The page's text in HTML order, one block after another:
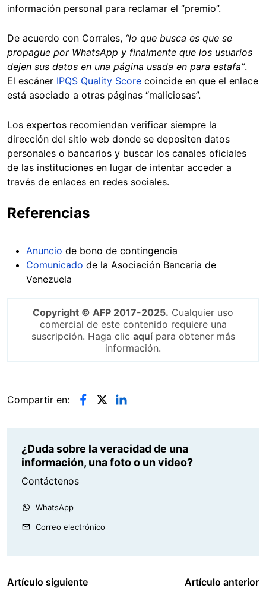
información personal para reclamar el “premio”.
De acuerdo con Corrales, “lo que busca es que se
propague por WhatsApp y finalmente que los usuarios
dejen sus datos en una página usada en para estafa”.
El escáner IPQS Quality Score coincide en que el enlace
está asociado a otras páginas “maliciosas”.
Los expertos recomiendan verificar siempre la
dirección del sitio web donde se depositen datos
personales o bancarios y buscar los canales oficiales
de las instituciones en lugar de intentar acceder a
través de enlaces en redes sociales.
Referencias
Anuncio de bono de contingencia
Comunicado de la Asociación Bancaria de
Venezuela
Copyright © AFP 2017-2025. Cualquier uso
comercial de este contenido requiere una
suscripción. Haga clic aquípara obtener más
información.
Compartir en:
¿Duda sobre la veracidad de una
información, una foto o un video?
Contáctenos
WhatsApp
Correo electrónico
Artículo siguiente Artículo anterior